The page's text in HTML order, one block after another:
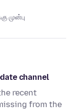
முன்பு
channel
recent
from the